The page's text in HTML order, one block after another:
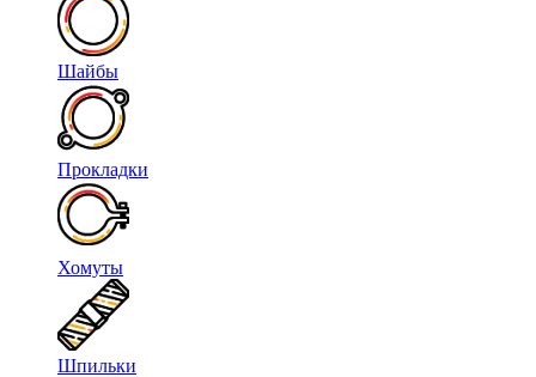
Шайбы
Прокладки
Хомуты
Шпильки